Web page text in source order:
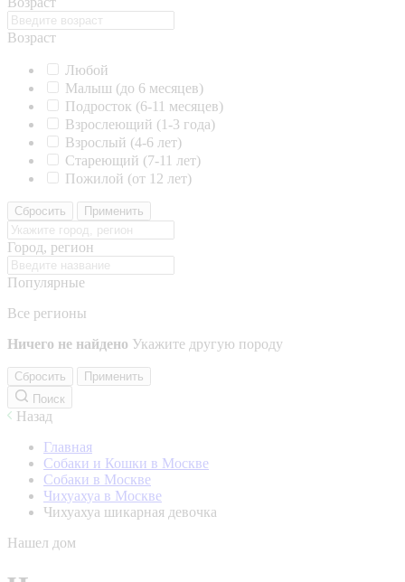
Возраст
Любой
Малыш (до 6 месяцев)
Подросток (6-11 месяцев)
Взрослеющий (1-3 года)
Взрослый (4-6 лет)
Стареющий (7-11 лет)
Пожилой (от 12 лет)
Сбросить Применить
Город, регион
Популярные
Все регионы
Ничего не найдено Укажите другую породу
Сбросить
Применить
Поиск
Назад
Главная
Собаки и Кошки в Москве
Собаки в Москве
Чихуахуа в Москве
Чихуахуа шикарная девочка
Нашел дом